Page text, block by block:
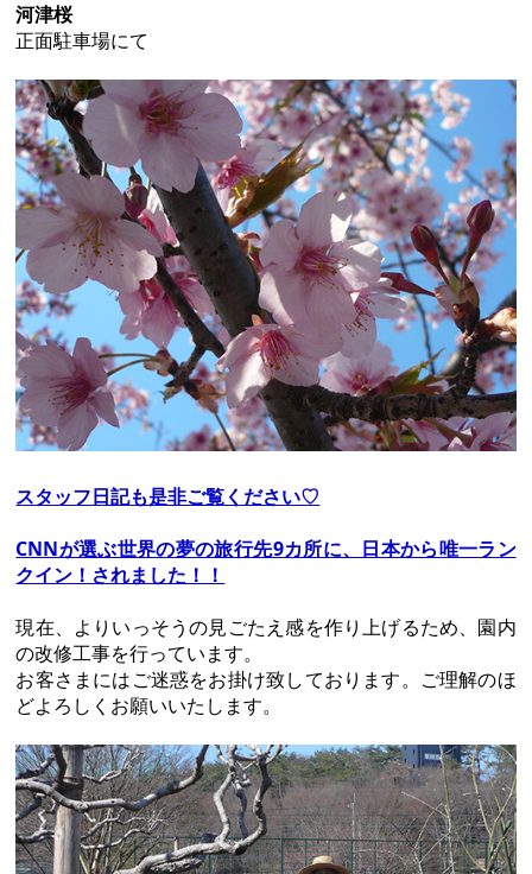
河津桜
正面駐車場にて
スタッフ日記も是非ご覧ください♡
CNNが選ぶ世界の夢の旅行先9カ所に、日本から唯一ラン
クイン！されました！！
現在、よりいっそうの見ごたえ感を作り上げるため、園内
の改修工事を行っています。
お客さまにはご迷惑をお掛け致しております。ご理解のほ
どよろしくお願いいたします。